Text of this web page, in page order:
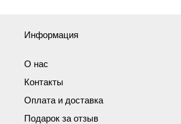
Информация
О нас
Контакты
Оплата и доставка
Подарок за отзыв